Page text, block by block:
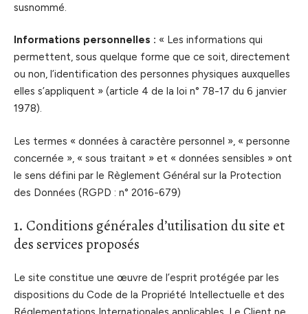
susnommé.
Informations personnelles : « Les informations qui
permettent, sous quelque forme que ce soit, directement
ou non, l’identification des personnes physiques auxquelles
elles s’appliquent » (article 4 de la loi n° 78-17 du 6 janvier
1978).
Les termes « données à caractère personnel », « personne
concernée », « sous traitant » et « données sensibles » ont
le sens défini par le Règlement Général sur la Protection
des Données (RGPD : n° 2016-679)
1. Conditions générales d’utilisation du site et
des services proposés
Le site constitue une œuvre de l’esprit protégée par les
dispositions du Code de la Propriété Intellectuelle et des